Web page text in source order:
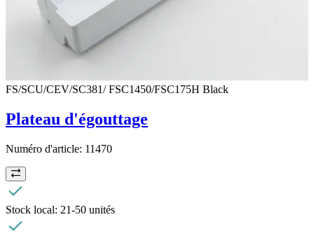
FS/SCU/CEV/SC381/ FSC1450/FSC175H Black
Plateau d'égouttage
Numéro d'article: 11470
Stock local: 21-50 unités